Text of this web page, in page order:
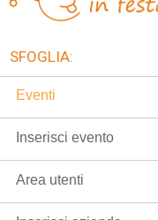
SFOGLIA:
Eventi
Inserisci evento
Area utenti